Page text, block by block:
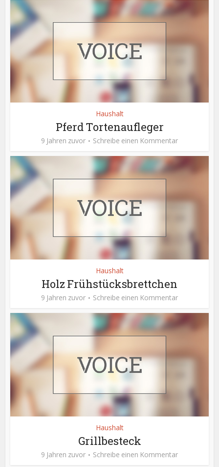
Haushalt
Pferd Tortenaufleger
9 Jahren zuvor Schreibe einen Kommentar
Haushalt
Holz Frühstücksbrettchen
9 Jahren zuvor Schreibe einen Kommentar
Haushalt
Grillbesteck
9 Jahren zuvor Schreibe einen Kommentar